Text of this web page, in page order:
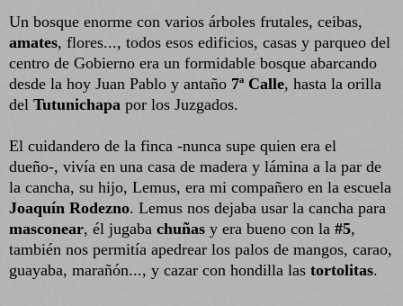
Un bosque enorme con varios árboles frutales, ceibas,
amates, flores..., todos esos edificios, casas y parqueo del
centro de Gobierno era un formidable bosque abarcando
desde la hoy Juan Pablo y antaño 7ª Calle, hasta la orilla
del Tutunichapa por los Juzgados.
El cuidandero de la finca -nunca supe quien era el
dueño-, vivía en una casa de madera y lámina a la par de
la cancha, su hijo, Lemus, era mi compañero en la escuela
Joaquín Rodezno. Lemus nos dejaba usar la cancha para
masconear, él jugaba chuñas y era bueno con la #5,
también nos permitía apedrear los palos de mangos, carao,
guayaba, marañón..., y cazar con hondilla las tortolitas.